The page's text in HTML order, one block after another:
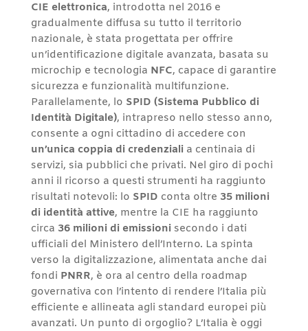
CIE elettronica, introdotta nel 2016 e
gradualmente diffusa su tutto il territorio
nazionale, è stata progettata per offrire
un’identificazione digitale avanzata, basata su
microchip e tecnologia NFC, capace di garantire
sicurezza e funzionalità multifunzione.
Parallelamente, lo SPID (Sistema Pubblico di
Identità Digitale), intrapreso nello stesso anno,
consente a ogni cittadino di accedere con
un’unica coppia di credenzialia centinaia di
servizi, sia pubblici che privati. Nel giro di pochi
anni il ricorso a questi strumenti ha raggiunto
risultati notevoli: lo SPID conta oltre 35 milioni
di identità attive, mentre la CIE ha raggiunto
circa 36 milioni di emissionisecondo i dati
ufficiali del Ministero dell’Interno. La spinta
verso la digitalizzazione, alimentata anche dai
fondi PNRR, è ora al centro della roadmap
governativa con l’intento di rendere l’Italia più
efficiente e allineata agli standard europei più
avanzati. Un punto di orgoglio? L’Italia è oggi